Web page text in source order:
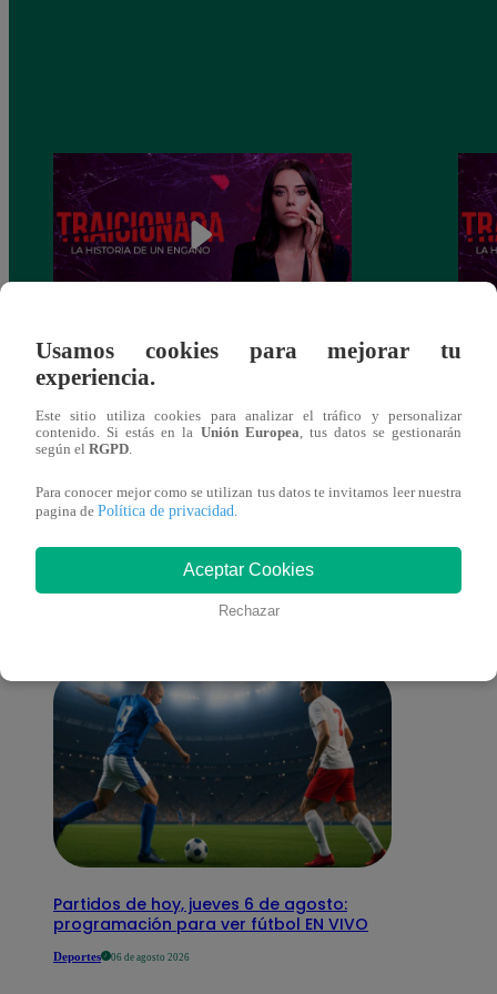
Traicionada, Martes 10 de diciembre –
capítulo 88 completo (en línea y español)
También te puede
interesar
Partidos de hoy, jueves 6 de agosto:
programación para ver fútbol EN VIVO
Deportes 06 de agosto 2026
Usamos cookies para mejorar tu
experiencia.
Este sitio utiliza cookies para analizar el tráfico y personalizar
contenido. Si estás en la Unión Europea , tus datos se gestionarán
según el RGPD
Para conocer mejor como se utilizan tus datos te invitamos leer nuestra
pagina de Política de privacidad
Aceptar Cookies
Rechazar